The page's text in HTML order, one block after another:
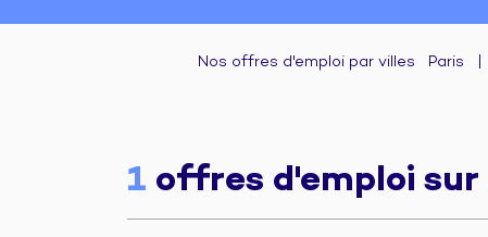
Nos offres d'emploi par villes Paris
1 offres d'emploi sur